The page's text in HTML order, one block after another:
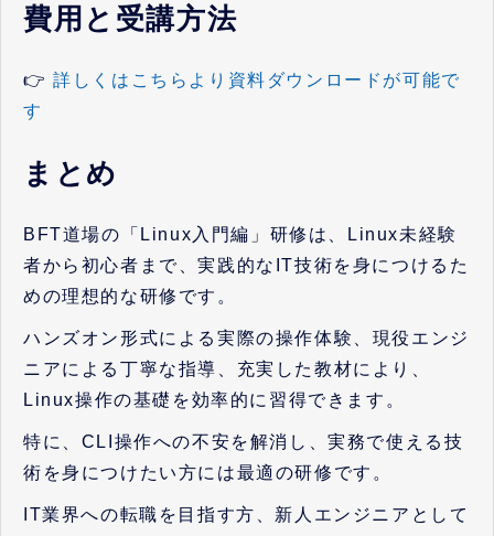
費用と受講方法
👉詳しくはこちらより資料ダウンロードが可能で
す
まとめ
BFT道場の「Linux入門編」研修は、Linux未経験
者から初心者まで、実践的なIT技術を身につけるた
めの理想的な研修です。
ハンズオン形式による実際の操作体験、現役エンジ
ニアによる丁寧な指導、充実した教材により、
Linux操作の基礎を効率的に習得できます。
特に、CLI操作への不安を解消し、実務で使える技
術を身につけたい方には最適の研修です。
IT業界への転職を目指す方、新人エンジニアとして